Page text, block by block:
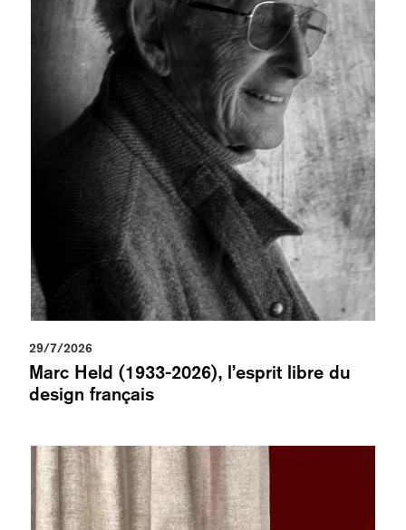
29/7/2026
Marc Held (1933-2026), l’esprit libre du
design français